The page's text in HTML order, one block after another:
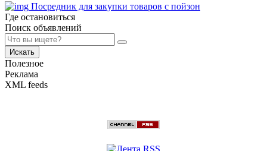
Посредник для закупки товаров с пойзон
Где остановиться
Поиск объявлений
Искать
Полезное
Реклама
XML feeds